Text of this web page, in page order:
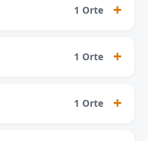
1 Orte
1 Orte
1 Orte